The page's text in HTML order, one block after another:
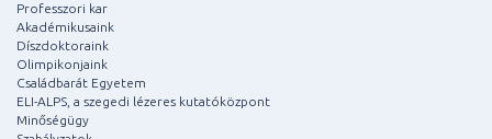
Professzori kar
Akadémikusaink
Díszdoktoraink
Olimpikonjaink
Családbarát Egyetem
ELI-ALPS, a szegedi lézeres kutatóközpont
Minőségügy